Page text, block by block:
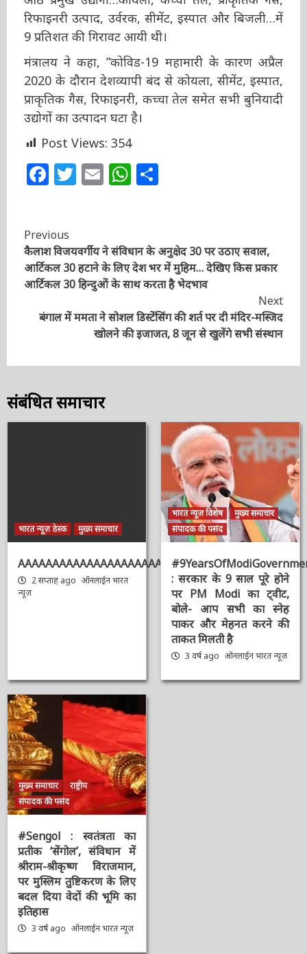
प्राकृतिक गैस, रिफाइनरी उत्पाद, उर्वरक, सीमेंट, इस्पात
और बिजली…में 9 प्रतिशत की गिरावट आयी थी।
मंत्रालय ने कहा, ”कोविड-19 महामारी के कारण अप्रैल
2020 के दौरान देशव्यापी बंद से कोयला, सीमेंट,
इस्पात, प्राकृतिक गैस, रिफाइनरी, कच्चा तेल समेत सभी
बुनियादी उद्योगों का उत्पादन घटा है।
Post Views:
Facebook
Twitter
EmailWhatsApp
Continue
Reading
कैलाश विजयवर्गीय ने संविधान के अनुक्षेद 30 पर उठाए सवाल,
आर्टिकल 30 हटाने के लिए देश भर में मुहिम… देखिए किस
प्रकार आर्टिकल 30 हिन्दुओं के साथ करता है भेदभाव
बंगाल में ममता ने सोशल डिस्टेंसिंग की शर्त पर दी मंदिर-मस्जिद
खोलने की इजाजत, 8 जून से खुलेंगे सभी संस्थान
संबंधित समाचार
2 सप्ताह ago
ऑनलाईन भारत
न्यूज़
भारत न्यूज़ विशेष
मुख्य समाचार
संपादक की पसंद
: सरकार के 9 साल पूरे होने
पर PM Modi का ट्वीट,
बोले- आप सभी का स्नेह
पाकर और मेहनत करने की
ताकत मिलती है
3 वर्ष ago ऑनलाईन भारत
न्यूज़
मुख्य समाचार
संपादक की पसंद
#Sengol : स्वतंत्रता का
प्रतीक ‘सेंगोल’, संविधान में
श्रीराम-श्रीकृष्ण विराजमान,
पर मुस्लिम तुष्टिकरण के
लिए बदल दिया वेदों की भूमि
का इतिहास
3 वर्ष ago
न्यूज़